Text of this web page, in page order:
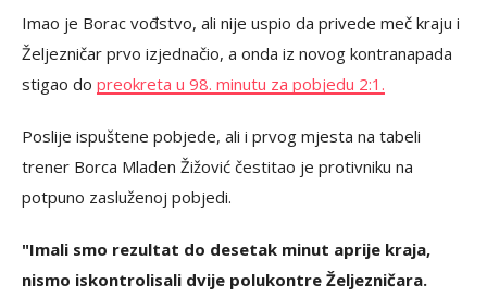
Imao je Borac vođstvo, ali nije uspio da privede meč kraju i
Željezničar prvo izjednačio, a onda iz novog kontranapada
stigao do preokreta u 98. minutu za pobjedu 2:1.
Poslije ispuštene pobjede, ali i prvog mjesta na tabeli
trener Borca Mladen Žižović čestitao je protivniku na
potpuno zasluženoj pobjedi.
"Imali smo rezultat do desetak minut aprije kraja,
nismo iskontrolisali dvije polukontre Željezničara.